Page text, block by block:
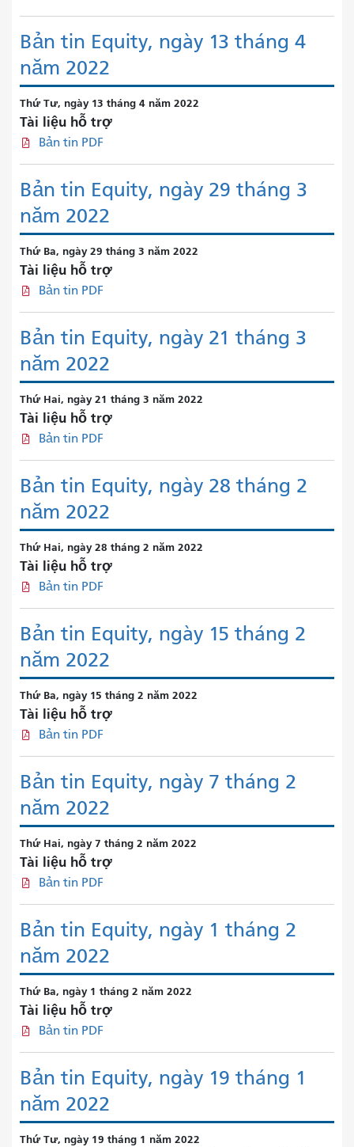
Bản tin Equity, ngày 13 tháng 4
năm 2022
Thứ Tư, ngày 13 tháng 4 năm 2022
Tài liệu hỗ trợ
Bản tin PDF
Bản tin Equity, ngày 29 tháng 3
năm 2022
Thứ Ba, ngày 29 tháng 3 năm 2022
Tài liệu hỗ trợ
Bản tin PDF
Bản tin Equity, ngày 21 tháng 3
năm 2022
Thứ Hai, ngày 21 tháng 3 năm 2022
Tài liệu hỗ trợ
Bản tin PDF
Bản tin Equity, ngày 28 tháng 2
năm 2022
Thứ Hai, ngày 28 tháng 2 năm 2022
Tài liệu hỗ trợ
Bản tin PDF
Bản tin Equity, ngày 15 tháng 2
năm 2022
Thứ Ba, ngày 15 tháng 2 năm 2022
Tài liệu hỗ trợ
Bản tin PDF
Bản tin Equity, ngày 7 tháng 2
năm 2022
Thứ Hai, ngày 7 tháng 2 năm 2022
Tài liệu hỗ trợ
Bản tin PDF
Bản tin Equity, ngày 1 tháng 2
năm 2022
Thứ Ba, ngày 1 tháng 2 năm 2022
Tài liệu hỗ trợ
Bản tin PDF
Bản tin Equity, ngày 19 tháng 1
năm 2022
Thứ Tư, ngày 19 tháng 1 năm 2022